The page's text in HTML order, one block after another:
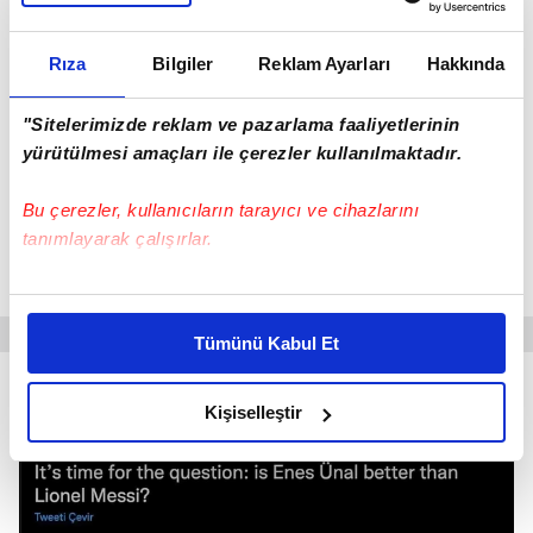
Rıza Bilgiler Reklam Ayarları Hakkında
"Sitelerimizde reklam ve pazarlama faaliyetlerinin
yürütülmesi amaçları ile çerezler kullanılmaktadır.
Bu çerezler, kullanıcıların tarayıcı ve cihazlarını
tanımlayarak çalışırlar.
Bu çerezlere izin vermeniz halinde sizlere özel
daha iyi reklam deneyimi yaşatabiliriz. Bunu yaparken
amacımızın size daha iyi bir reklam deneyimi sunmak
olduğunu ve sizlere en iyi içerikleri sunabilmek adına
elimizden gelen çabayı gösterdiğimizi ve bu noktada,
reklamların maliyetlerimizi karşılamak noktasında tek gelir
kalemimiz olduğunu sizlere hatırlatmak isteriz.
Tümünü Kabul Et
Kişiselleştir
Enes, gol krallığı yarışındaVinicius Junior
ve Raul De Tommas ile birlikte ikinci sırayı